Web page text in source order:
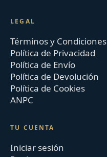
LEGAL
Términos y Condiciones
Política de Privacidad
Política de Envío
Política de Devolución
Política de Cookies
ANPC
TU CUENTA
Iniciar sesión